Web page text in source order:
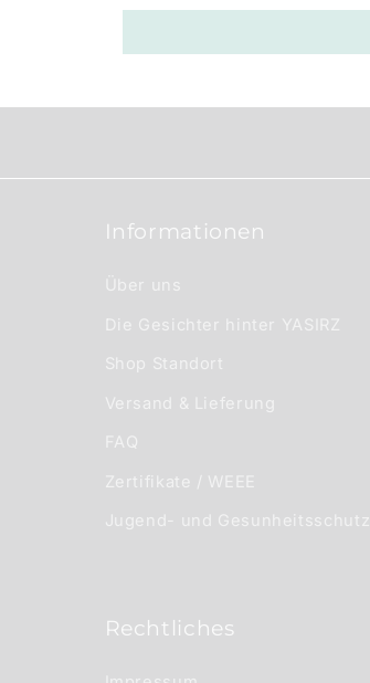
I
h
Informationen
Über uns
Die Gesichter hinter YASIRZ
Shop Standort
Versand & Lieferung
FAQ
Zertifikate / WEEE
Jugend- und Gesunheitsschutz
Rechtliches